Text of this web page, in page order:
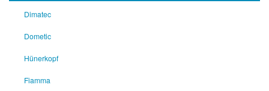
Dimatec
Dometic
Hünerkopf
Fiamma